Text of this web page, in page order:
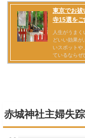
赤城神社主婦失